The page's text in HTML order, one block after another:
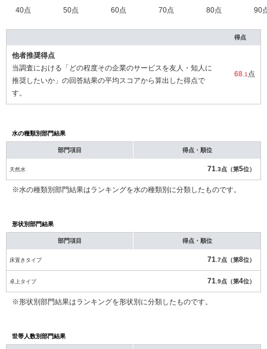
40点 50点 60点 70点 80点 90
得点
他者推奨得点
当調査における「どの程度その企業のサービスを友人・知人に
推奨したいか」の回答結果の平均スコアから算出した得点で
す。
68 .1 点
水の種類別部門結果
部門項目 得点・順位
天然水 71 .3点（第5位）
※水の種類別部門結果はランキングを水の種類別に分類したものです。
形状別部門結果
部門項目 得点・順位
床置きタイプ 71 .7点（第8位）
卓上タイプ 71 .9点（第4位）
※形状別部門結果はランキングを形状別に分類したものです。
世帯人数別部門結果